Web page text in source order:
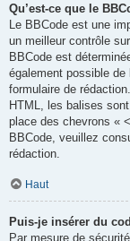
Qu’est-ce que le
Le BBCode est une
un meilleur contrôle
BBCode est
également possible
formulaire de
HTML, les balises
place des chevrons «
BBCode, veuillez
rédaction.
Haut
Puis-je insérer du
Par mesure de